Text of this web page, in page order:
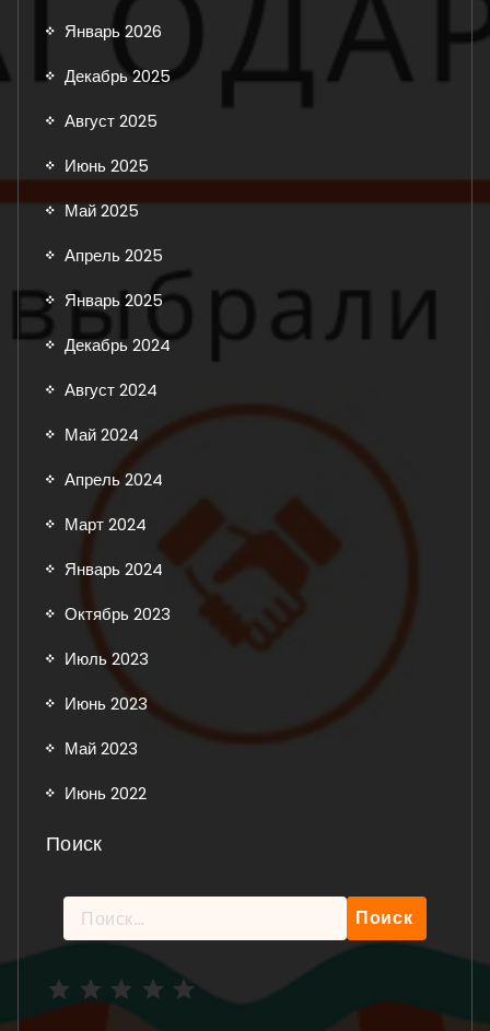
Январь 2026
Декабрь 2025
Август 2025
Июнь 2025
Май 2025
Апрель 2025
Январь 2025
Декабрь 2024
Август 2024
Май 2024
Апрель 2024
Март 2024
Январь 2024
Октябрь 2023
Июль 2023
Июнь 2023
Май 2023
Июнь 2022
Поиск
Найти: